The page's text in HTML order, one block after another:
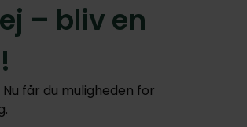
– bliv en
får du muligheden for